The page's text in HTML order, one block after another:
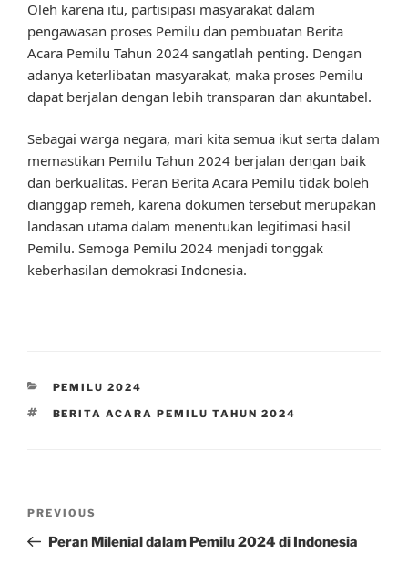
Oleh karena itu, partisipasi masyarakat dalam
pengawasan proses Pemilu dan pembuatan Berita
Acara Pemilu Tahun 2024 sangatlah penting. Dengan
adanya keterlibatan masyarakat, maka proses Pemilu
dapat berjalan dengan lebih transparan dan akuntabel.
Sebagai warga negara, mari kita semua ikut serta dalam
memastikan Pemilu Tahun 2024 berjalan dengan baik
dan berkualitas. Peran Berita Acara Pemilu tidak boleh
dianggap remeh, karena dokumen tersebut merupakan
landasan utama dalam menentukan legitimasi hasil
Pemilu. Semoga Pemilu 2024 menjadi tonggak
keberhasilan demokrasi Indonesia.
CATEGORIES
PEMILU 2024
TAGS
BERITA ACARA PEMILU TAHUN 2024
Previous
Post
PREVIOUS
Peran Milenial dalam Pemilu 2024 di Indonesia